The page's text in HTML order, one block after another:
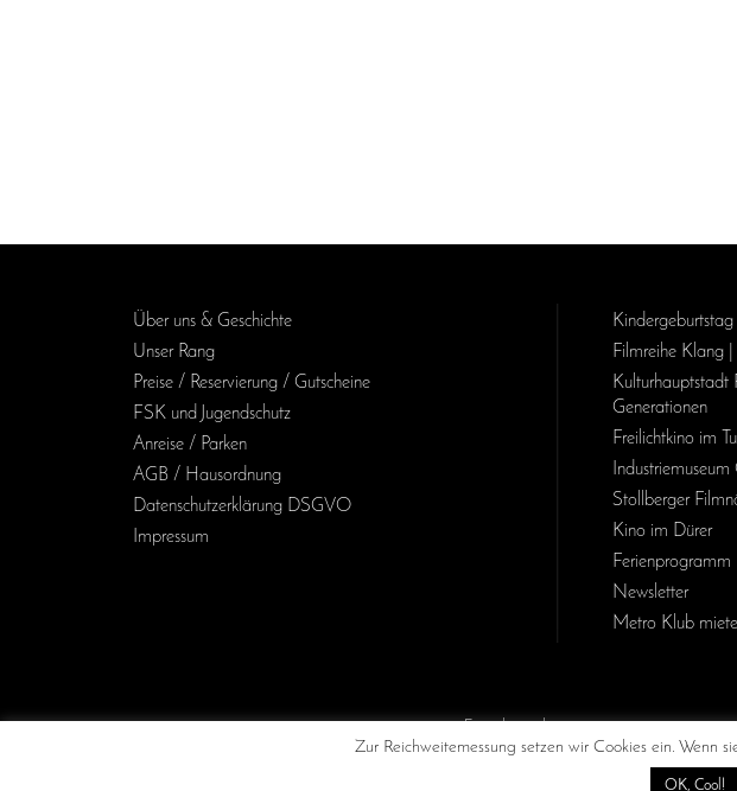
Über uns & Geschichte
Unser Rang
Preise / Reservierung / Gutscheine
FSK und Jugendschutz
Anreise / Parken
AGB / Haus­ordnung
Daten­schutz­erklärung DSGVO
Impressum
Filmreihe Klang
Kulturhauptstadt
Generationen
Freilichtkino im
Stollberger
Kino im Dürer
Ferienprogramm
Newsletter
Metro Klub
/KinoMetropolChemnitz
Zur Reichweitemessung setzen wir Cookies ein. Wenn
OK, Cool!